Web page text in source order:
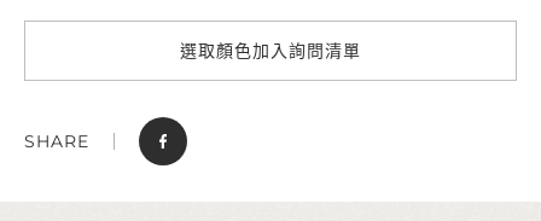
選取顏色加入詢問清單
SHARE